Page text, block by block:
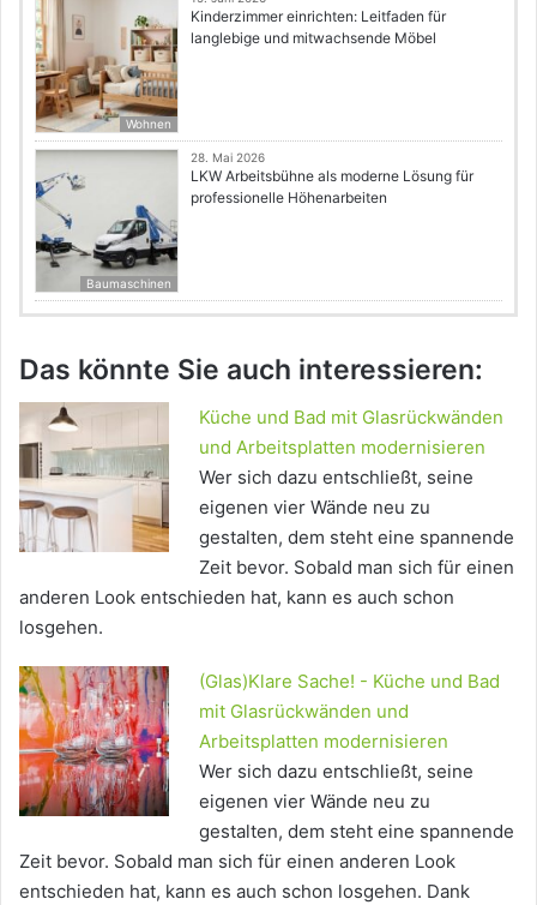
Wohnen
Kinderzimmer einrichten: Leitfaden für
langlebige und mitwachsende Möbel
Baumaschinen
28. Mai 2026
LKW Arbeitsbühne als moderne Lösung für
professionelle Höhenarbeiten
Das könnte Sie auch interessieren:
Küche und Bad mit Glasrückwänden
und Arbeitsplatten modernisieren
Wer sich dazu entschließt, seine
eigenen vier Wände neu zu
gestalten, dem steht eine spannende
Zeit bevor. Sobald man sich für einen
anderen Look entschieden hat, kann es auch schon
losgehen.
(Glas)Klare Sache! - Küche und Bad
mit Glasrückwänden und
Arbeitsplatten modernisieren
Wer sich dazu entschließt, seine
eigenen vier Wände neu zu
gestalten, dem steht eine spannende
Zeit bevor. Sobald man sich für einen anderen Look
entschieden hat, kann es auch schon losgehen. Dank